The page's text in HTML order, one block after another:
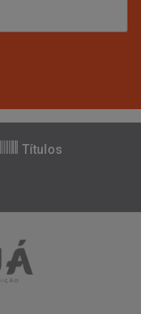
Títulos